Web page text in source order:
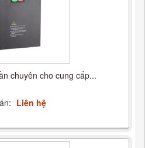
chuyên cho cung cấp...
Liên hệ